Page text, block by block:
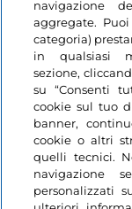
navigazione
aggregate.
categoria)
in qualsiasi
sezione,
su “Consenti
cookie sul tuo
banner,
cookie o altri
quelli tecnici.
navigazione
personalizzati